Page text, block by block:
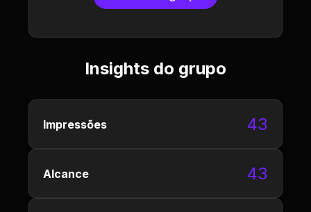
Insights do grupo
Impressões 43
Alcance 43